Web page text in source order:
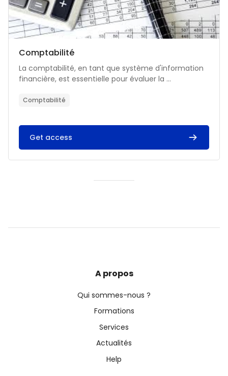
Catégorie de cours
Nom du cours
Comptabilité
Résumé du cours :
La comptabilité, en tant que système d'information
financière, est essentielle pour évaluer la ...
Comptabilité
Get access
A propos
Qui sommes-nous ?
Formations
Services
Actualités
Help